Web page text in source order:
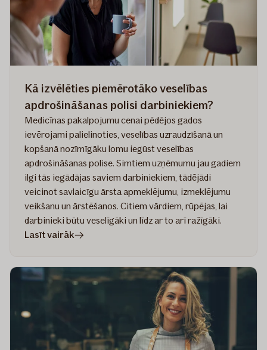
Kā izvēlēties piemērotāko veselības
apdrošināšanas polisi darbiniekiem?
Medicīnas pakalpojumu cenai pēdējos gados
ievērojami palielinoties, veselības uzraudzīšanā un
kopšanā nozīmīgāku lomu iegūst veselības
apdrošināšanas polise. Simtiem uzņēmumu jau gadiem
ilgi tās iegādājas saviem darbiniekiem, tādējādi
veicinot savlaicīgu ārsta apmeklējumu, izmeklējumu
veikšanu un ārstēšanos. Citiem vārdiem, rūpējas, lai
darbinieki būtu veselīgāki un līdz ar to arī ražīgāki.
Lasīt vairākrakstā
piemērotāko
darbiniekiem?